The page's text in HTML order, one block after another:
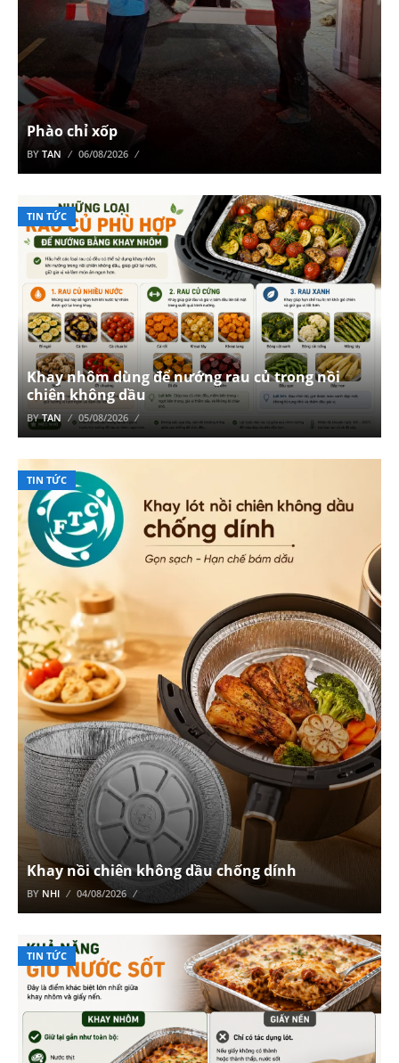
Phào chỉ xốp
BY TAN 06/08/2026
TIN TỨC
Khay nhôm dùng để nướng rau củ trong nồi
chiên không dầu
BYTAN 05/08/2026
TIN TỨC
Khay nồi chiên không dầu chống dính
BY NHI 04/08/2026
TIN TỨC